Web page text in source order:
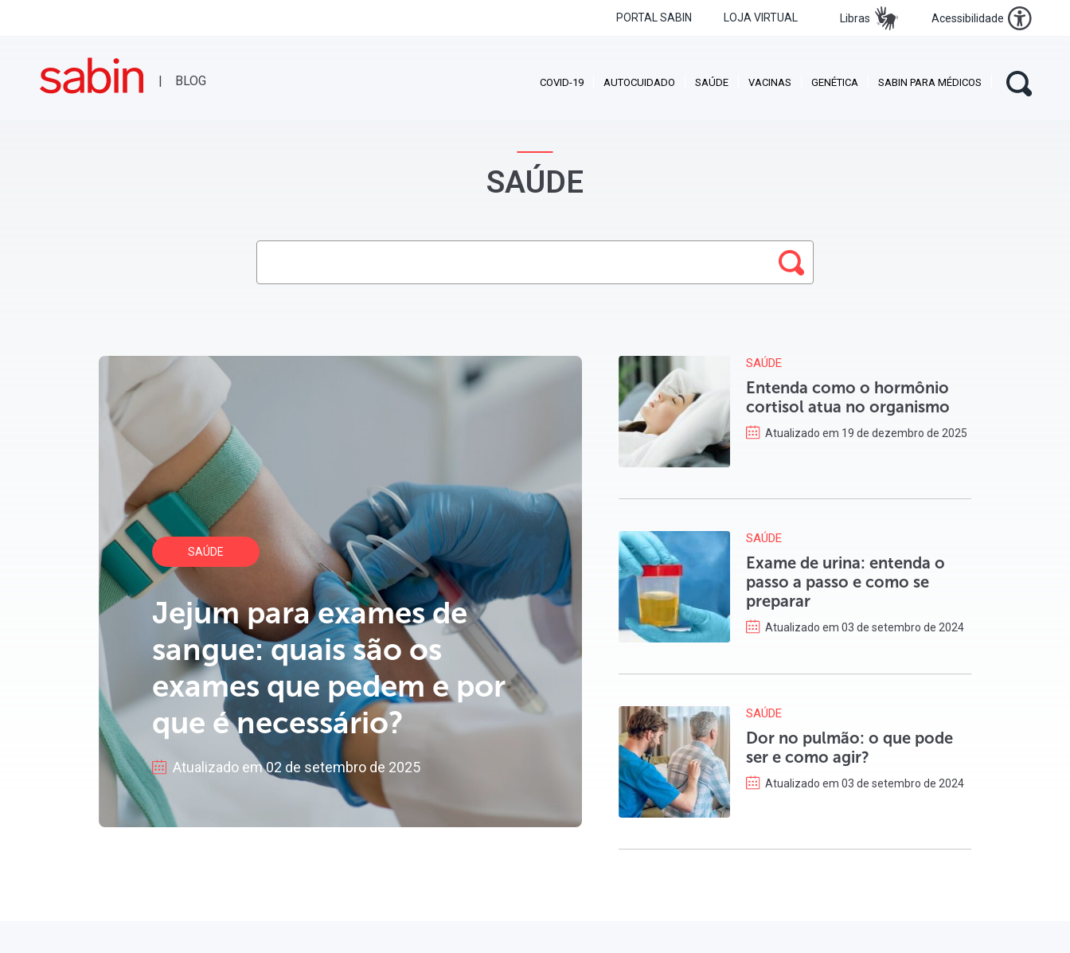
PORTAL SABIN LOJA VIRTUAL Libras Acessibilidade
COVID-19 AUTOCUIDADO SAÚDE VACINAS GENÉTICA SABIN PARA MÉDICOS
SAÚDE
SAÚDE
Entenda como o hormônio
cortisol atua no organismo
Atualizado em 19 de dezembro de 2025
SAÚDE
Exame de urina: entenda o
passo a passo e como se
preparar
Atualizado em 03 de setembro de 2024
SAÚDE
Dor no pulmão: o que pode
ser e como agir?
Atualizado em 03 de setembro de 2024
SAÚDE
Jejum para exames de
sangue: quais são os
exames que pedem e por
que é necessário?
Atualizado em 02 de setembro de 2025